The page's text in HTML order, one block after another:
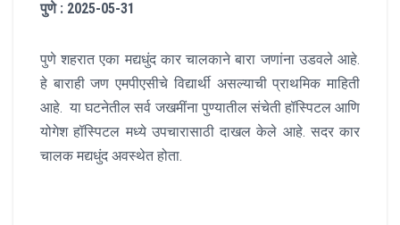
पुणे : 2025-05-31
पुणे शहरात एका मद्यधुंद कार चालकाने बारा जणांना उडवले आहे.
हे बाराही जण एमपीएसीचे विद्यार्थी असल्याची प्राथमिक माहिती
आहे. या घटनेतील सर्व जखमींना पुण्यातील संचेती हॉस्पिटल आणि
योगेश हॉस्पिटल मध्ये उपचारासाठी दाखल केले आहे. सदर कार
चालक मद्यधुंद अवस्थेत होता.